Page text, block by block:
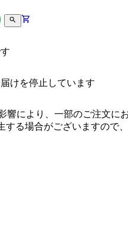
けを停止しています
響により、一部のご注文に
る場合がございますので